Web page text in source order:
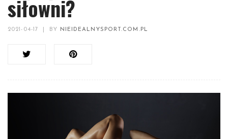
siłowni?
2021-04-17 BY NIEIDEALNYSPORT.COM.PL